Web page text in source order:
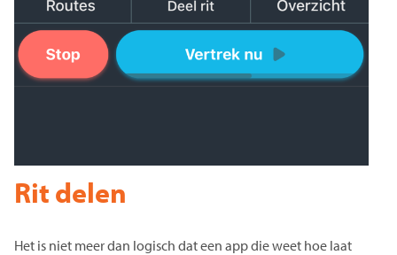
Rit delen
Het is niet meer dan logisch dat een app die weet hoe laat